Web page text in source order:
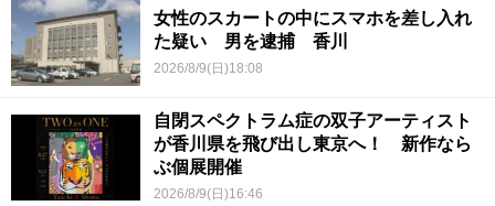
女性のスカートの中にスマホを差し入れ
た疑い 男を逮捕 香川
2026/8/9(日)18:08
自閉スペクトラム症の双子アーティスト
が香川県を飛び出し東京へ！ 新作なら
ぶ個展開催
2026/8/9(日)16:46